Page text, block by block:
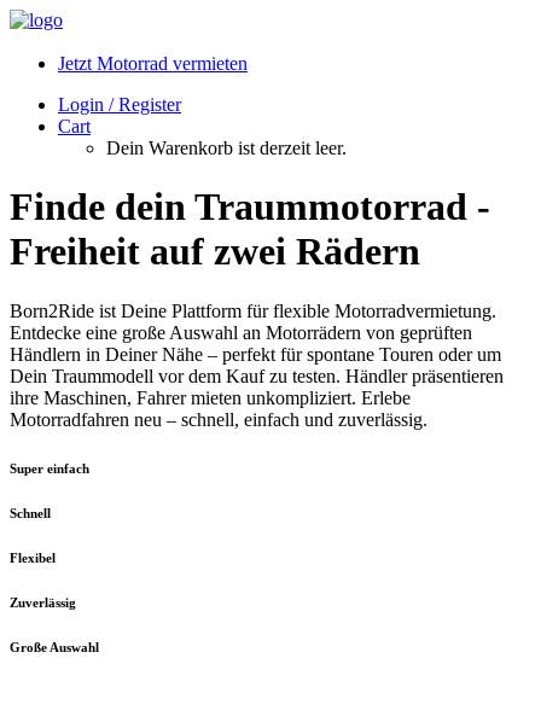
Jetzt Motorrad vermieten
Login / Register
Cart
Dein Warenkorb ist derzeit leer.
Finde dein Traummotorrad -
Freiheit auf zwei Rädern
Born2Ride ist Deine Plattform für flexible Motorradvermietung.
Entdecke eine große Auswahl an Motorrädern von geprüften
Händlern in Deiner Nähe – perfekt für spontane Touren oder um
Dein Traummodell vor dem Kauf zu testen. Händler präsentieren
ihre Maschinen, Fahrer mieten unkompliziert. Erlebe
Motorradfahren neu – schnell, einfach und zuverlässig.
Super einfach
Schnell
Flexibel
Zuverlässig
Große Auswahl